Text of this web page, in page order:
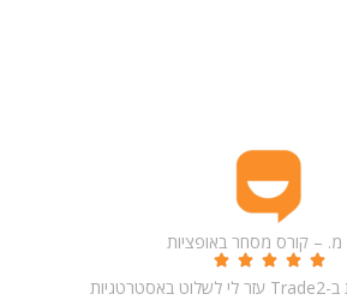
מ. – קורס מסחר באופציות
“קורס האופציות ב-Trade2 עזר לי לשלוט באסטרטגיות